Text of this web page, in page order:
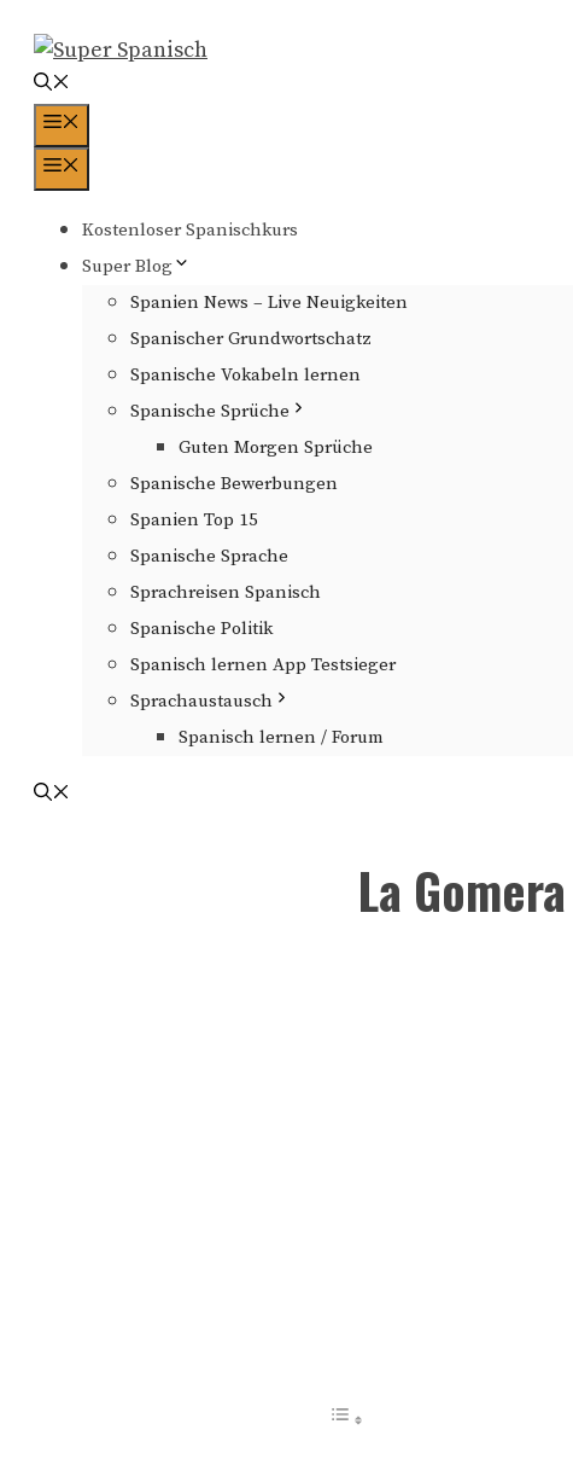
Inhalt
springen
Kostenloser Spanischkurs
Super Blog
Spanien News – Live Neuigkeiten
Spanischer Grundwortschatz
Spanische Vokabeln lernen
Spanische Sprüche
Guten Morgen Sprüche
Spanische Bewerbungen
Spanien Top 15
Spanische Sprache
Sprachreisen Spanisch
Spanische Politik
Spanisch lernen App Testsieger
Sprachaustausch
Spanisch lernen / Forum
La